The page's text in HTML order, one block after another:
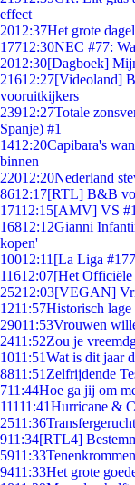
effect
2012:37Het grote
17712:30NEC #77:
2012:30[Dagboek]
21612:27[Videoland]
vooruitkijkers
23912:27Totale
Spanje) #1
1412:20Capibara's
binnen
22012:20Nederland
8612:17[RTL] B&B
17112:15[AMV] VS
16812:12Gianni
kopen'
10012:11 [La Liga
11612:07[Het Officiële
25212:03[VEGAN]
1211:57Historisch
29011:53Vrouwen
2411:52Zou je
1011:51Wat is dit jaar
8811:51 Zelfrijdende
711:44Hoe ga jij om
11111:41Hurricane &
2511:36
911:34[RTL4]
5911:33
9411:33Het grote